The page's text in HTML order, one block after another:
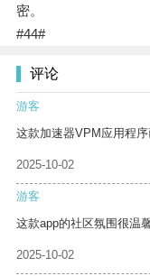
密。
#44#
评论
游客
这款加速器VPM应用程
2025-10-02
游客
这款app的社区氛围很温
2025-10-02